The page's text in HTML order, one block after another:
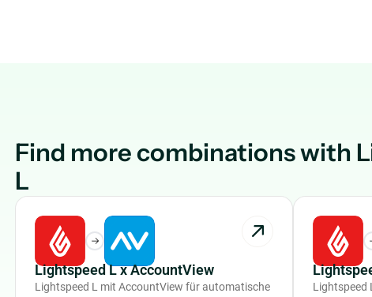
Find more combinations with
L
Lightspeed L x AccountView
Lightspeed L mit AccountView für automatische
Lightspeed